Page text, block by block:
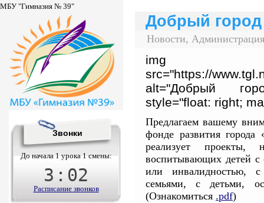
МБУ "Гимназия № 39"
Добрый город
Новости,
img
src="https://
alt="Добрый
style="float: right;
Предлагаем вашему
фонде развития
реализует проекты,
воспитывающих детей с
или инвалидностью,
семьями, с детьми,
(Ознакомиться .pdf)
Звонки
До начала 1 урока 1 смены:
3 : 02
Расписание звонков